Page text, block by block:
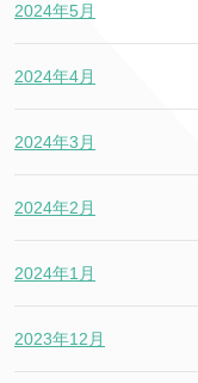
2024年5月
2024年4月
2024年3月
2024年2月
2024年1月
2023年12月